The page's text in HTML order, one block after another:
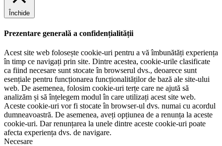
Închide
Prezentare generală a confidențialității
Acest site web folosește cookie-uri pentru a vă îmbunătăți experiența
în timp ce navigați prin site. Dintre acestea, cookie-urile clasificate
ca fiind necesare sunt stocate în browserul dvs., deoarece sunt
esențiale pentru funcționarea funcționalităților de bază ale site-ului
web. De asemenea, folosim cookie-uri terțe care ne ajută să
analizăm și să înțelegem modul în care utilizați acest site web.
Aceste cookie-uri vor fi stocate în browser-ul dvs. numai cu acordul
dumneavoastră. De asemenea, aveți opțiunea de a renunța la aceste
cookie-uri. Dar renunțarea la unele dintre aceste cookie-uri poate
afecta experiența dvs. de navigare.
Necesare